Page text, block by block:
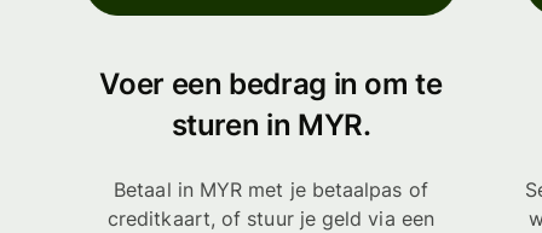
Voer een bedrag in om te
sturen in MYR.
Betaal in MYR met je betaalpas of
creditkaart, of stuur je geld via een